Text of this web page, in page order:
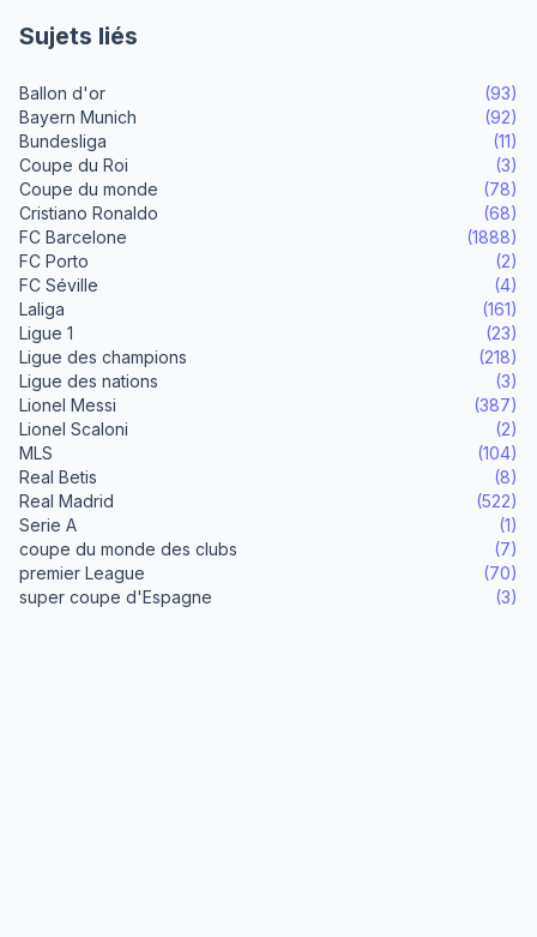
Sujets liés
Ballon d'or
(93)
Bayern Munich
(92)
Bundesliga
(11)
Coupe du Roi
(3)
Coupe du monde
(78)
Cristiano Ronaldo
(68)
FC Barcelone
(1888)
FC Porto
(2)
FC Séville
(4)
Laliga
(161)
Ligue 1
(23)
Ligue des champions
(218)
Ligue des nations
(3)
Lionel Messi
(387)
Lionel Scaloni
(2)
MLS
(104)
Real Betis
(8)
Real Madrid
(522)
Serie A
(1)
coupe du monde des clubs
(7)
premier League
(70)
super coupe d'Espagne
(3)